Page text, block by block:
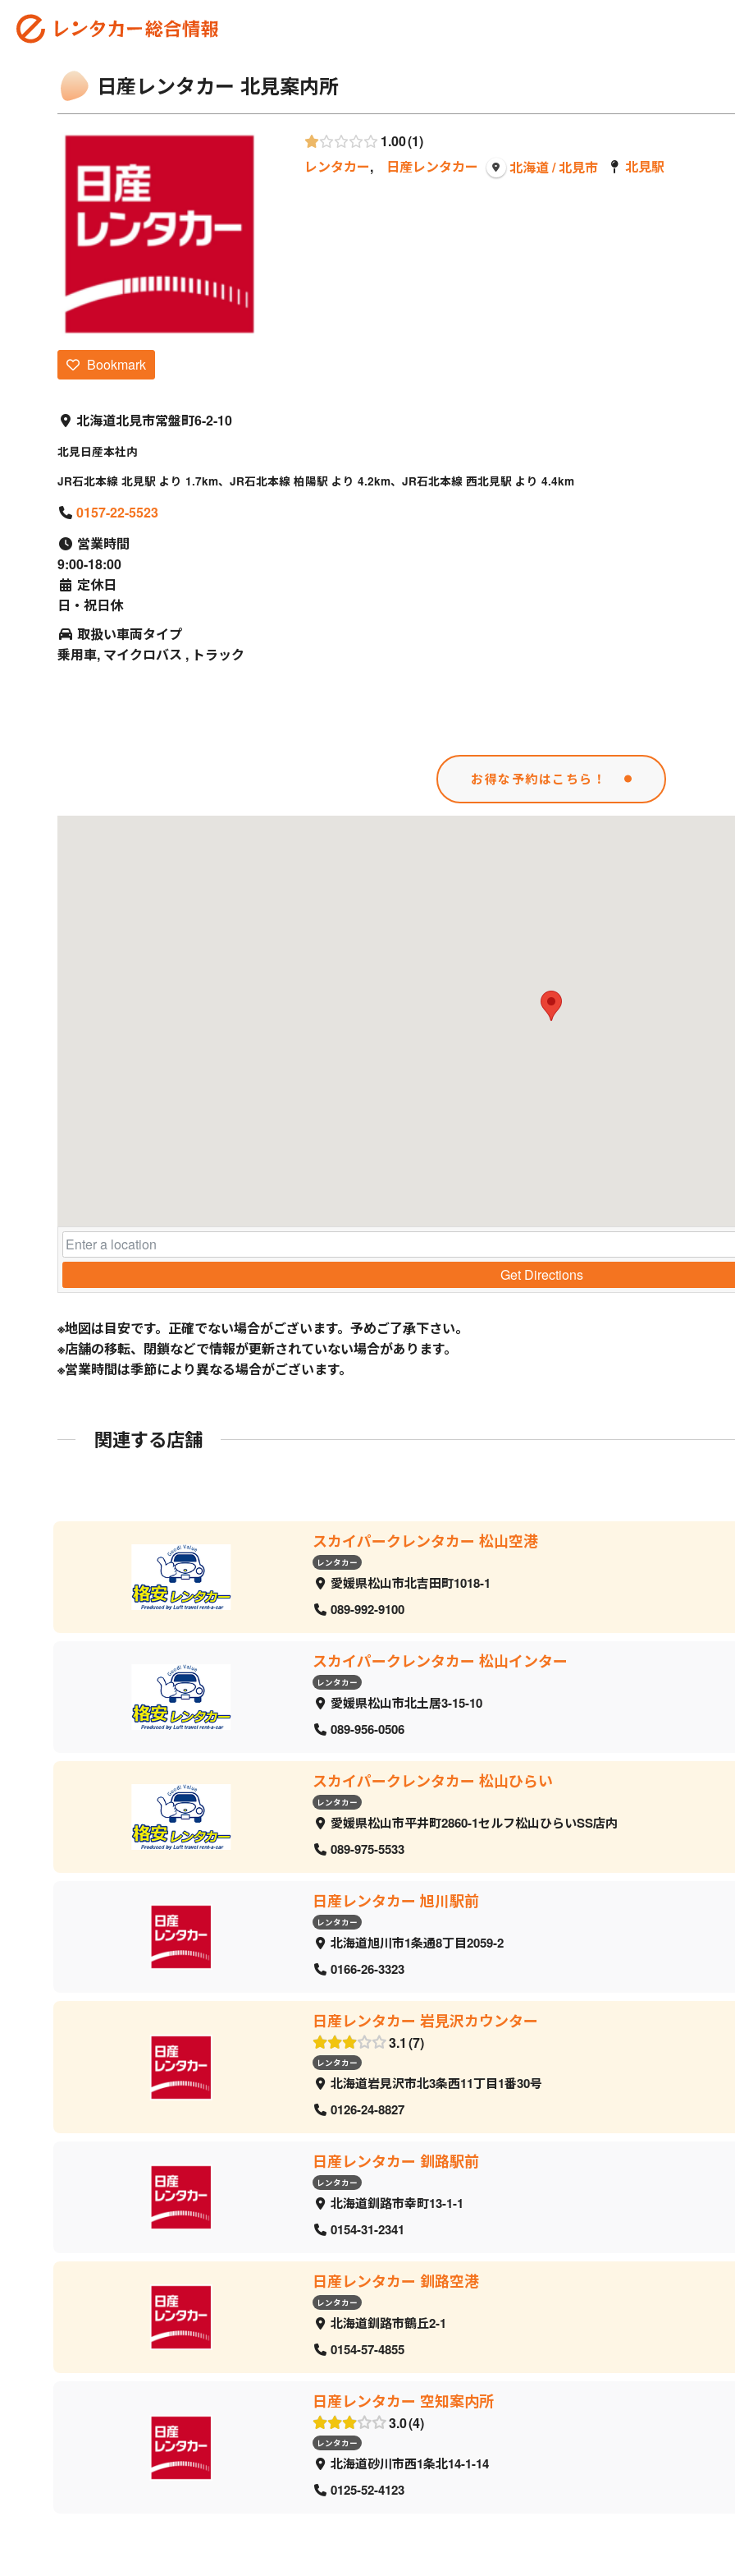
日産レンタカー 北見案内所
1.00 1
レンタカー, 日産レンタカー 北海道 / 北見市 北見駅
Bookmark
北海道北見市常盤町6-2-10
北見日産本社内
JR石北本線 北見駅 より 1.7km、JR石北本線 柏陽駅 より 4.2km、JR石北本線 西北見駅 より 4.4km
0157-22-5523
営業時間
9:00-18:00
定休日
日・祝日休
取扱い車両タイプ
乗用車, マイクロバス , トラック
お得な予約はこちら！
Get Directions
※地図は目安です。正確でない場合がございます。予めご了承下さい。
※店舗の移転、閉鎖などで情報が更新されていない場合があります。
※営業時間は季節により異なる場合がございます。
関連する店舗
スカイパークレンタカー 松山空港
レンタカー
愛媛県松山市北吉田町1018-1
089-992-9100
スカイパークレンタカー 松山インター
レンタカー
愛媛県松山市北土居3-15-10
089-956-0506
スカイパークレンタカー 松山ひらい
レンタカー
愛媛県松山市平井町2860-1セルフ松山ひらいSS店内
089-975-5533
日産レンタカー 旭川駅前
レンタカー
北海道旭川市1条通8丁目2059‐2
0166-26-3323
日産レンタカー 岩見沢カウンター
3.1 7
レンタカー
北海道岩見沢市北3条西11丁目1番30号
0126-24-8827
日産レンタカー 釧路駅前
レンタカー
北海道釧路市幸町13-1-1
0154-31-2341
日産レンタカー 釧路空港
レンタカー
北海道釧路市鶴丘2-1
0154-57-4855
日産レンタカー 空知案内所
3.0 4
レンタカー
北海道砂川市西1条北14-1-14
0125-52-4123